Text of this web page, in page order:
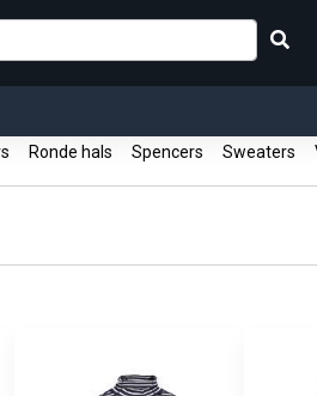
Ronde hals Spencers Sweaters